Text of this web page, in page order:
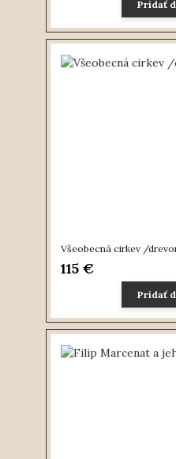
Pridať
Všeobecná cirkev /
115 €
Pridať